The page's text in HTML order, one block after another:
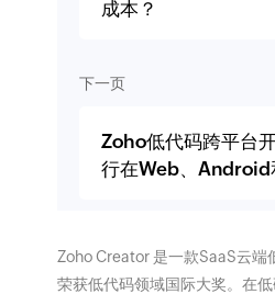
成本？
下一页
Zoho低代码跨平台
行在Web、Android
Zoho Creator 是一款SaaS云端
荣获低代码领域国际大奖。在